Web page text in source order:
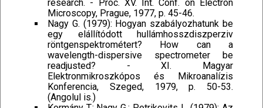
research. - Proc. XV. Int. Conf. on Electron
Microscopy, Prague, 1977, p. 45-46.
Nagy G. (1979): Hogyan szabályozhatunk be
egy elállítódott hullámhosszdiszperziv
röntgenspektrométert? How can a
wavelength-dispersive spectrometer be
readjusted? - XI. Magyar
Elektronmikroszkópos és Mikroanalízis
Konferencia, Szeged, 1979, p. 50-53.
(Angolul is.)